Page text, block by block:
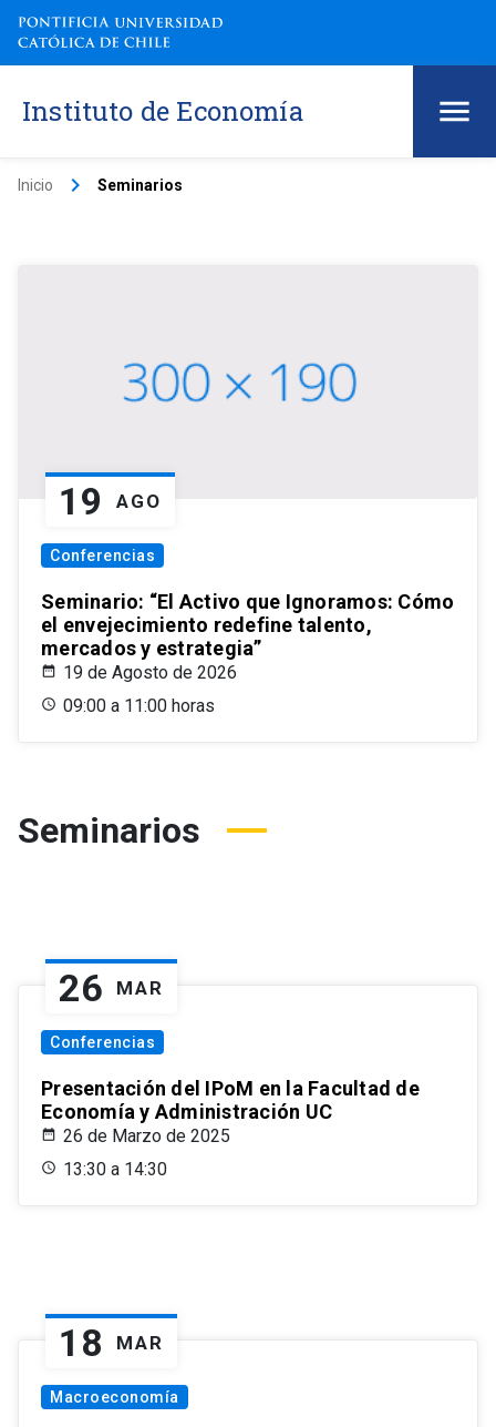
Instituto de Economía
Inicio keyboard_arrow_right Seminarios
19 AGO
Conferencias
Seminario: “El Activo que Ignoramos: Cómo
el envejecimiento redefine talento,
mercados y estrategia”
19 de Agosto de 2026
09:00 a 11:00 horas
Seminarios
26 MAR
Conferencias
Presentación del IPoM en la Facultad de
Economía y Administración UC
26 de Marzo de 2025
13:30 a 14:30
18 MAR
Macroeconomía